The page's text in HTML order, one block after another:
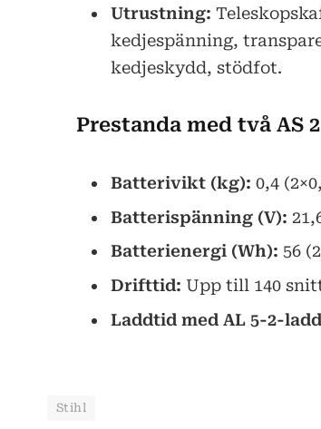
Utrustning:
kedjespänning,
kedjeskydd, stödfot.
Prestanda med två AS
Batterivikt (kg): 0,4
Batterispänning (V):
Batterienergi (Wh): 56
Drifttid: Upp till 140
Laddtid med AL 5-2-
Stihl